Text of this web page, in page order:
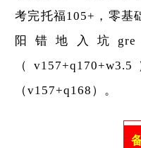
考完托福105+，零基
阳错地入坑
（
（v157+q168）。